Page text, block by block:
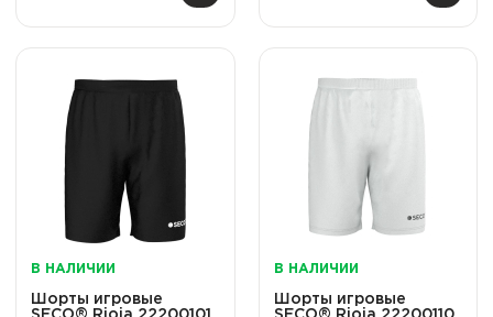
В НАЛИЧИИ
Шорты игровые
В НАЛИЧИИ
Шорты игровые